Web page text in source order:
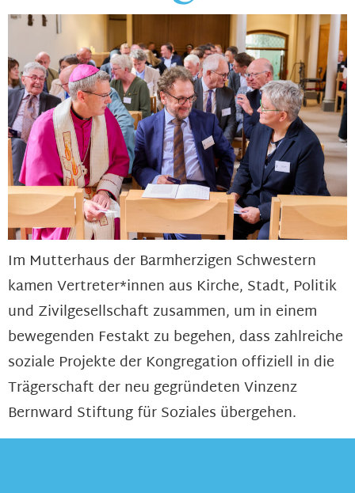
Im Mutterhaus der Barmherzigen Schwestern
kamen Vertreter*innen aus Kirche, Stadt, Politik
und Zivilgesellschaft zusammen, um in einem
bewegenden Festakt zu begehen, dass zahlreiche
soziale Projekte der Kongregation offiziell in die
Trägerschaft der neu gegründeten Vinzenz
Bernward Stiftung für Soziales übergehen.